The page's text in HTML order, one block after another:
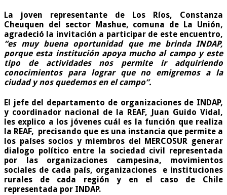
La joven representante de Los Ríos, Constanza
Cheuquen del sector Mashue, comuna de La Unión,
agradeció la invitación a participar de este encuentro,
“es muy buena oportunidad que me brinda INDAP,
porque esta institución apoya mucho al campo y este
tipo de actividades nos permite ir adquiriendo
conocimientos para lograr que no emigremos a la
ciudad y nos quedemos en el campo”.
El jefe del departamento de organizaciones de INDAP,
y coordinador nacional de la REAF, Juan Guido Vidal,
les explico a los jóvenes cuál es la función que realiza
la REAF, precisando que es una instancia que permite a
los países socios y miembros del MERCOSUR generar
dialogo político entre la sociedad civil representada
por las organizaciones campesina, movimientos
sociales de cada país, organizaciones e instituciones
rurales de cada región y en el caso de Chile
representada por INDAP.